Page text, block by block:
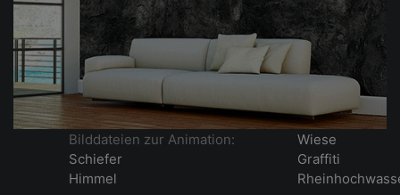
Bilddateien zur Animation:
Schiefer
Himmel
Wiese
Graffiti